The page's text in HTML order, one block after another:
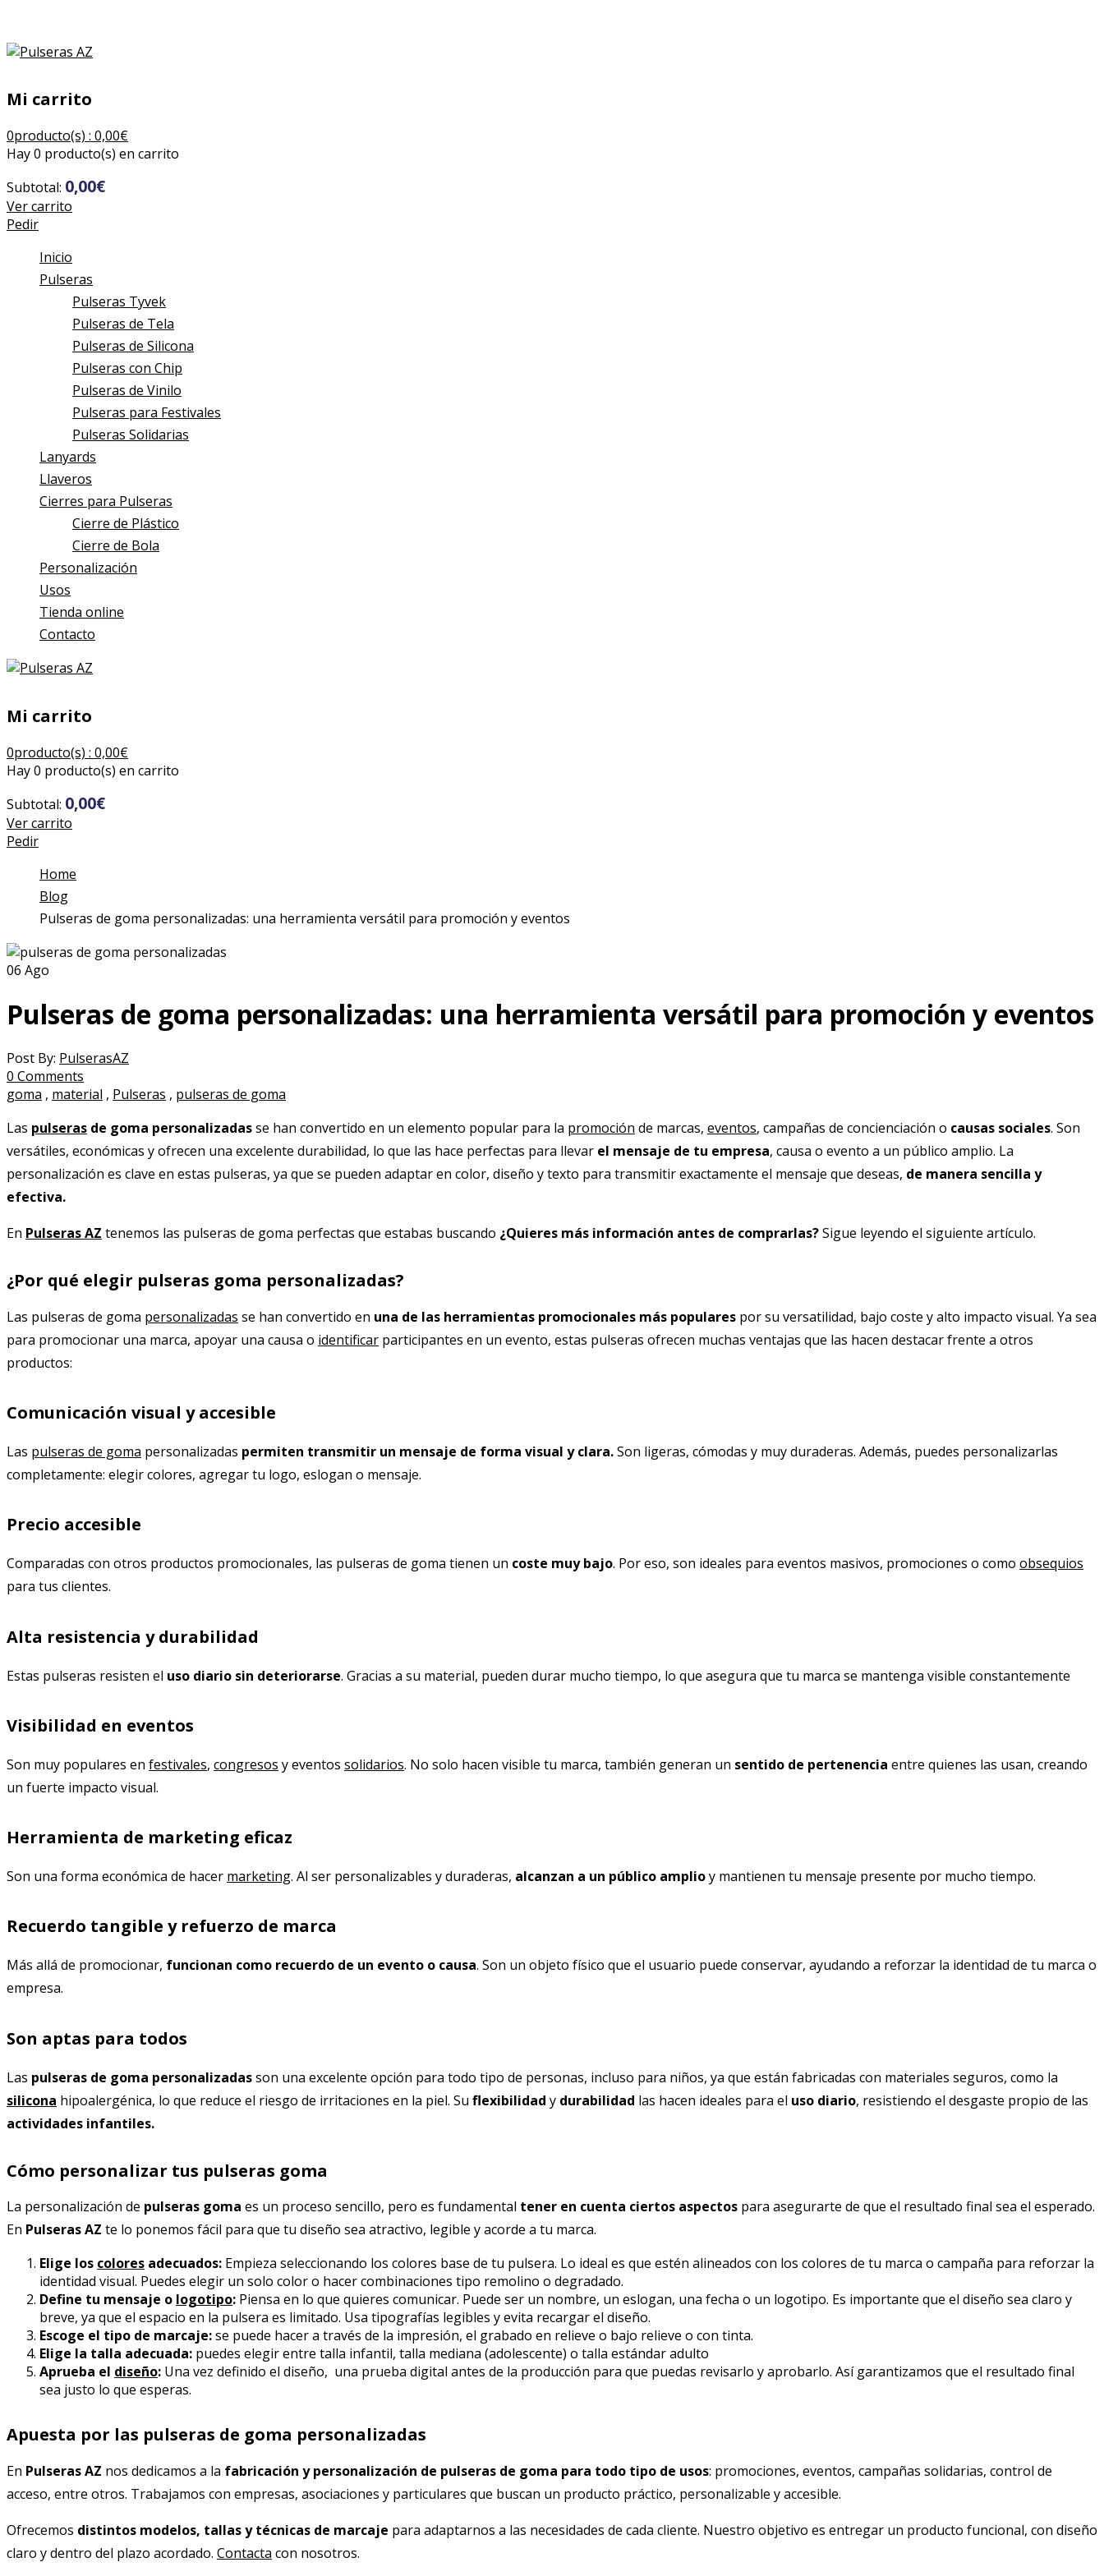
Mi carrito
0producto(s) : 0,00€
Hay0 producto(s) en carrito
Subtotal: 0,00€
Ver carrito
Pedir
Inicio
Pulseras
Pulseras Tyvek
Pulseras de Tela
Pulseras de Silicona
Pulseras con Chip
Pulseras de Vinilo
Pulseras para Festivales
Pulseras Solidarias
Lanyards
Llaveros
Cierres para Pulseras
Cierre de Plástico
Cierre de Bola
Personalización
Usos
Tienda online
Contacto
Mi carrito
0producto(s) : 0,00€
Hay0 producto(s) en carrito
Subtotal: 0,00€
Ver carrito
Pedir
Home
Blog
Pulseras de goma personalizadas: una herramienta versátil para promoción y eventos
06 Ago
Pulseras de goma personalizadas: una herramienta versátil para promoción y eventos
Post By: PulserasAZ
0 Comments
goma , material , Pulseras , pulseras de goma
Las pulseras de goma personalizadasse han convertido en un elemento popular para la promoción de marcas, eventos, campañas de concienciación o causas sociales. Son
versátiles, económicas y ofrecen una excelente durabilidad, lo que las hace perfectas para llevar el mensaje de tu empresa, causa o evento a un público amplio. La
personalización es clave en estas pulseras, ya que se pueden adaptar en color, diseño y texto para transmitir exactamente el mensaje que deseas, de manera sencilla y
efectiva.
En Pulseras AZ tenemos las pulseras de goma perfectas que estabas buscando ¿Quieres más información antes de comprarlas?Sigue leyendo el siguiente artículo.
¿Por qué elegir pulseras goma personalizadas?
Las pulseras de goma personalizadas se han convertido en una de las herramientas promocionales más populares por su versatilidad, bajo coste y alto impacto visual. Ya sea
para promocionar una marca, apoyar una causa o identificar participantes en un evento, estas pulseras ofrecen muchas ventajas que las hacen destacar frente a otros
productos:
Comunicación visual y accesible
Las pulseras de goma personalizadas permiten transmitir un mensaje de forma visual y clara.Son ligeras, cómodas y muy duraderas. Además, puedes personalizarlas
completamente: elegir colores, agregar tu logo, eslogan o mensaje.
Precio accesible
Comparadas con otros productos promocionales, las pulseras de goma tienen un coste muy bajo. Por eso, son ideales para eventos masivos, promociones o como obsequios
para tus clientes.
Alta resistencia y durabilidad
Estas pulseras resisten el uso diario sin deteriorarse. Gracias a su material, pueden durar mucho tiempo, lo que asegura que tu marca se mantenga visible constantemente
Visibilidad en eventos
Son muy populares en festivales, congresos y eventos solidarios. No solo hacen visible tu marca, también generan un sentido de pertenencia entre quienes las usan, creando
un fuerte impacto visual.
Herramienta de marketing eficaz
Son una forma económica de hacer marketing. Al ser personalizables y duraderas, alcanzan a un público amplioy mantienen tu mensaje presente por mucho tiempo.
Recuerdo tangible y refuerzo de marca
Más allá de promocionar, funcionan como recuerdo de un evento o causa. Son un objeto físico que el usuario puede conservar, ayudando a reforzar la identidad de tu marca o
empresa.
Son aptas para todos
Las pulseras de goma personalizadasson una excelente opción para todo tipo de personas, incluso para niños, ya que están fabricadas con materiales seguros, como la
silicona hipoalergénica, lo que reduce el riesgo de irritaciones en la piel. Su flexibilidad y durabilidad las hacen ideales para el uso diario, resistiendo el desgaste propio de las
actividades infantiles.
Cómo personalizar tus pulseras goma
La personalización de pulseras goma es un proceso sencillo, pero es fundamental tener en cuenta ciertos aspectos para asegurarte de que el resultado final sea el esperado.
En Pulseras AZ te lo ponemos fácil para que tu diseño sea atractivo, legible y acorde a tu marca.
Elige los colores adecuados: Empieza seleccionando los colores base de tu pulsera. Lo ideal es que estén alineados con los colores de tu marca o campaña para reforzar la
identidad visual. Puedes elegir un solo color o hacer combinaciones tipo remolino o degradado.
Define tu mensaje o logotipo: Piensa en lo que quieres comunicar. Puede ser un nombre, un eslogan, una fecha o un logotipo. Es importante que el diseño sea claro y
breve, ya que el espacio en la pulsera es limitado. Usa tipografías legibles y evita recargar el diseño.
Escoge el tipo de marcaje:se puede hacer a través de la impresión, el grabado en relieve o bajo relieve o con tinta.
Elige la talla adecuada: puedes elegir entre talla infantil, talla mediana (adolescente) o talla estándar adulto
Aprueba el diseño: Una vez definido el diseño, una prueba digital antes de la producción para que puedas revisarlo y aprobarlo. Así garantizamos que el resultado final
sea justo lo que esperas.
Apuesta por las pulseras de goma personalizadas
En Pulseras AZ nos dedicamos a la fabricación y personalización de pulseras de goma para todo tipo de usos: promociones, eventos, campañas solidarias, control de
acceso, entre otros. Trabajamos con empresas, asociaciones y particulares que buscan un producto práctico, personalizable y accesible.
Ofrecemos distintos modelos, tallas y técnicas de marcaje para adaptarnos a las necesidades de cada cliente. Nuestro objetivo es entregar un producto funcional, con diseño
claro y dentro del plazo acordado. Contacta con nosotros.